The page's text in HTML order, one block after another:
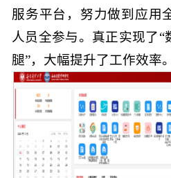
服务平台，努力做到应用
人员全参与。真正实现了“
腿”，大幅提升了工作效率。